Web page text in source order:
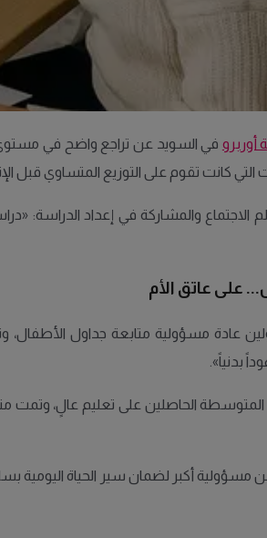
أوربرو في السويد عن تراجع واضح في مستوى
التي كانت تقوم على التوزيع المتساوي قبل
الاجتماع والمشاركة في إعداد الدراسة:
على عاتق الأم
عادة مسؤولية متابعة جداول الأطفال،
بدنياً».
مسؤولية أكبر لضمان سير الحياة اليومية